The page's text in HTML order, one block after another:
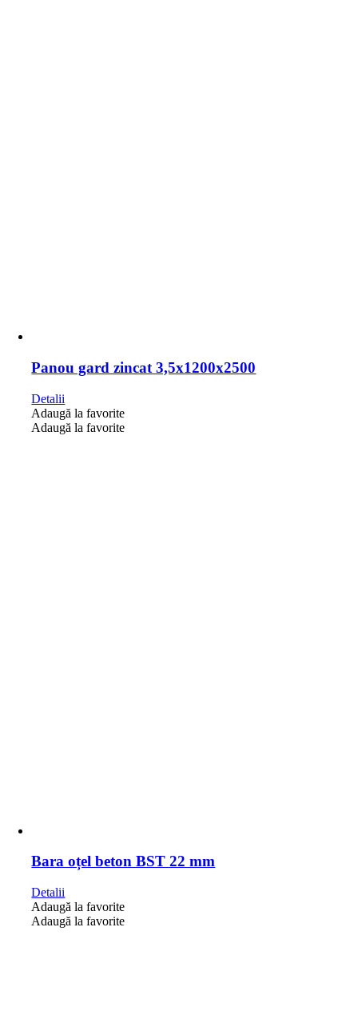
Panou gard zincat 3,5x1200x2500
Detalii
Adaugă la favorite
Adaugă la favorite
Bara oțel beton BST 22 mm
Detalii
Adaugă la favorite
Adaugă la favorite